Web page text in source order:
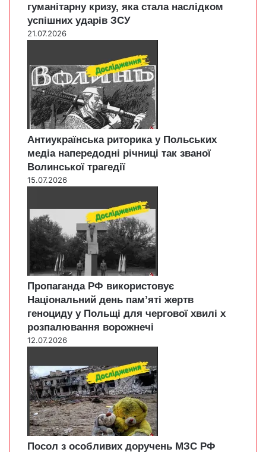
гуманітарну кризу, яка стала наслідком
успішних ударів ЗСУ
21.07.2026
Антиукраїнська риторика у Польських
медіа напередодні річниці так званої
Волинської трагедії
15.07.2026
Пропаганда РФ використовує
Національний день пам’яті жертв
геноциду у Польщі для чергової хвилі х
розпалювання ворожнечі
12.07.2026
Посол з особливих доручень МЗС РФ